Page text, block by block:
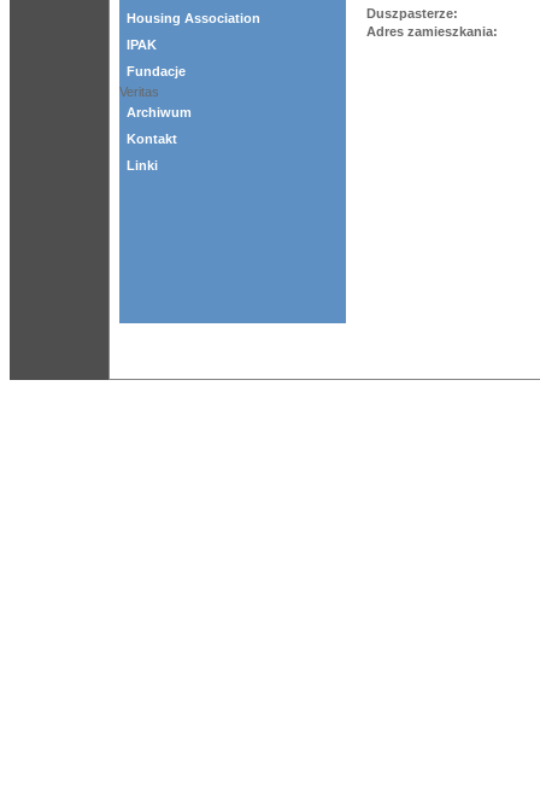
Housing Association
IPAK
Fundacje
Veritas
Archiwum
Kontakt
Linki
Duszpasterze:
Adres zamieszkania: